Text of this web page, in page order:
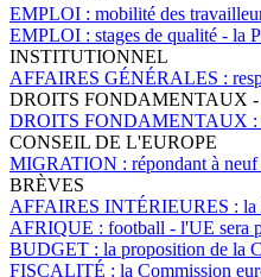
EMPLOI : mobilité des
EMPLOI : stages de qualité - la
INSTITUTIONNEL
AFFAIRES GÉNÉRALES :
DROITS FONDAMENTAUX -
DROITS FONDAMENTAUX :
CONSEIL DE L'EUROPE
MIGRATION : répondant à
BRÈVES
AFFAIRES INTÉRIEURES : la
AFRIQUE : football - l'UE sera
BUDGET : la proposition de la
FISCALITÉ : la Commission